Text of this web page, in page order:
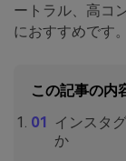
ートラル、高コ
におすすめです。
この記事の内
インスタ
か